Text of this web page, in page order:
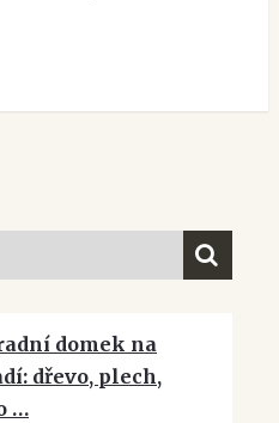
domek na
dřevo, plech,
…